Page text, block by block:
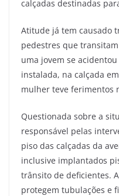
calçadas destinadas
Atitude já tem causado
pedestres que
uma jovem se
instalada, na calçada
mulher teve ferimentos
Questionada sobre a
responsável pelas
piso das calçadas da
inclusive implantados
trânsito de deficientes.
protegem tubulações e